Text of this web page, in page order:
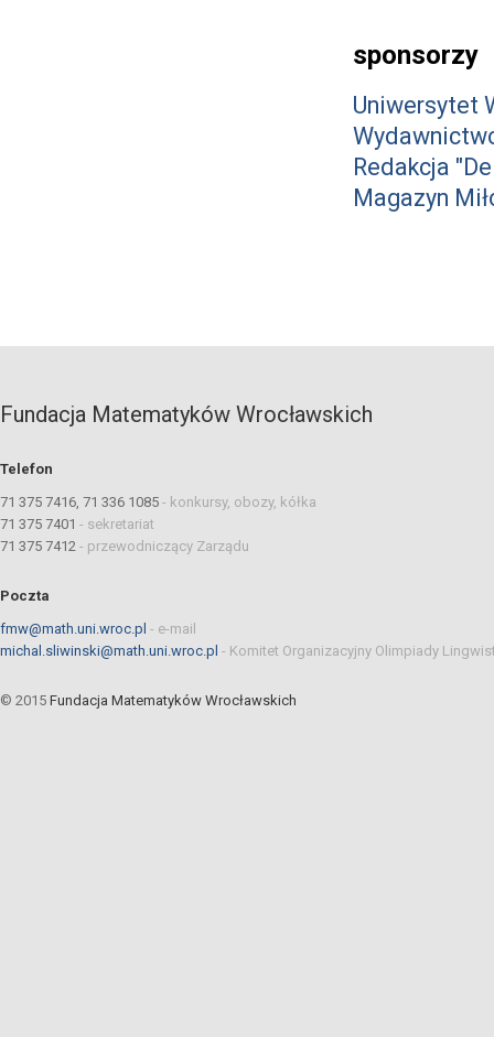
sponsorzy
Uniwersytet
Redakcja
Magazyn
Fundacja Matematyków Wrocławskich
Telefon
71 375 7416, 71 336 1085 - konkursy, obozy, kółka
71 375 7401 - sekretariat
71 375 7412 - przewodniczący Zarządu
Poczta
fmw@math.uni.wroc.pl - e-mail
michal.sliwinski@math.uni.wroc.pl - Komitet Organizacyjny Olimpiady
© 2015 Fundacja Matematyków Wrocławskich